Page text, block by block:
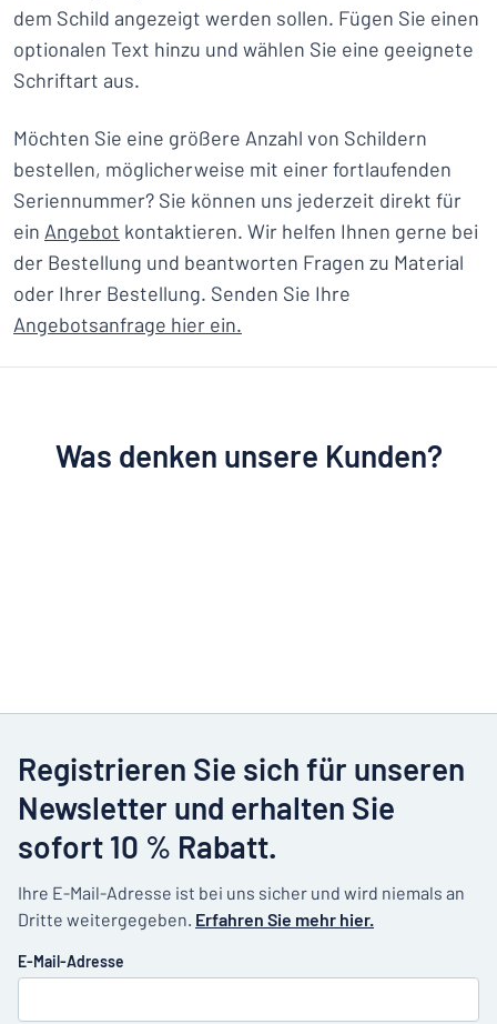
dem Schild angezeigt werden sollen. Fügen Sie einen
optionalen Text hinzu und wählen Sie eine geeignete
Schriftart aus.
Möchten Sie eine größere Anzahl von Schildern
bestellen, möglicherweise mit einer fortlaufenden
Seriennummer? Sie können uns jederzeit direkt für
ein Angebot kontaktieren. Wir helfen Ihnen gerne bei
der Bestellung und beantworten Fragen zu Material
oder Ihrer Bestellung. Senden Sie Ihre
Angebotsanfrage hier ein.
Was denken unsere Kunden?
Registrieren Sie sich für unseren
Newsletter und erhalten Sie
sofort 10 % Rabatt.
Ihre E-Mail-Adresse ist bei uns sicher und wird niemals an
Dritte weitergegeben. Erfahren Sie mehr hier.
E-Mail-Adresse